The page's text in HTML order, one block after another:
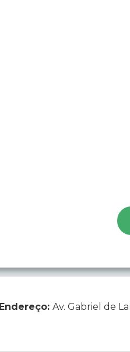
Endereço: Av. Gabriel de